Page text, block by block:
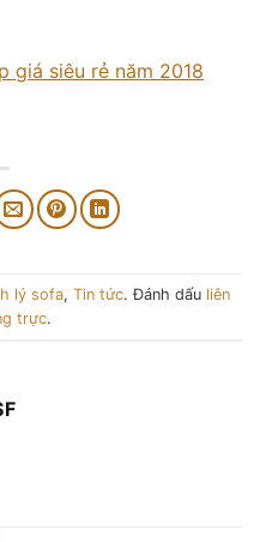
giá siêu rẻ năm 2018
lý sofa, Tin tức. Đánh dấu liên
trực.